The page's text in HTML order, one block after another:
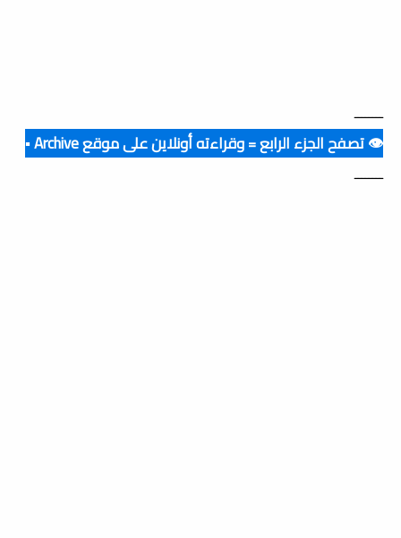
ــــــــ
👁️ تصفح الجزء الرابع = وقراءته أونلاين على موقع Archive ▪️
ــــــــ